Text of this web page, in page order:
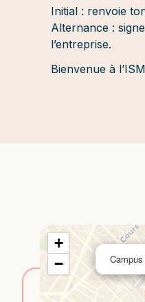
Initial : renvoie
Alternance :
l’entreprise.
Bienvenue à
+
−